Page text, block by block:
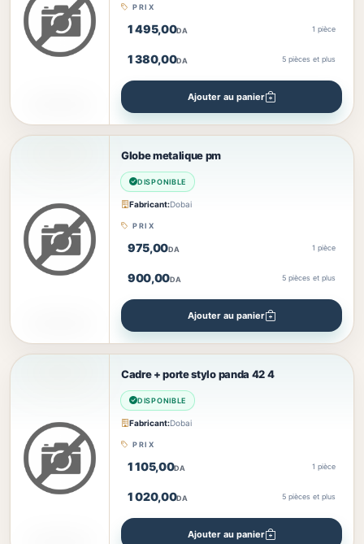
PRIX
1 495,00DA 1 pièce
1 380,00DA 5 pièces et plus
Ajouter au panier
Globe metalique pm
DISPONIBLE
Fabricant:Dobai
PRIX
975,00DA 1 pièce
900,00DA 5 pièces et plus
Ajouter au panier
Cadre + porte stylo panda 42 4
DISPONIBLE
Fabricant:Dobai
PRIX
1 105,00DA 1 pièce
1 020,00DA 5 pièces et plus
Ajouter au panier